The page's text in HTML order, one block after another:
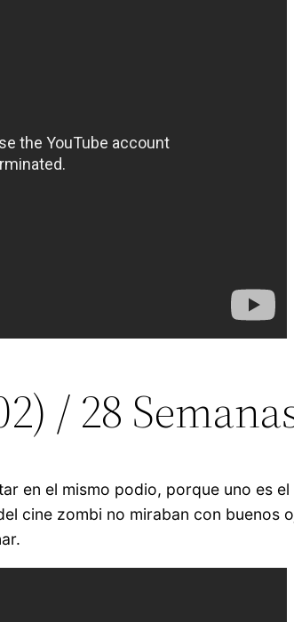
/ 28
en el mismo podio, porque uno es
cine zombi no miraban con buenos